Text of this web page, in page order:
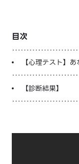
※LINEアプリ内のサービスペ
目次
【心理テスト】
【診断結果】